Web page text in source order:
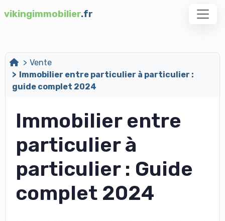
vikingimmobilier.fr
Vente
Immobilier entre particulier à particulier :
guide complet 2024
Immobilier entre
particulier à
particulier : Guide
complet 2024